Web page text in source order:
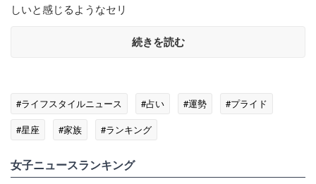
しいと感じるようなセリ
続きを読む
#ライフスタイルニュース #占い #運勢
#プライド
#星座
#家族 #ランキング
女子ニュースランキング